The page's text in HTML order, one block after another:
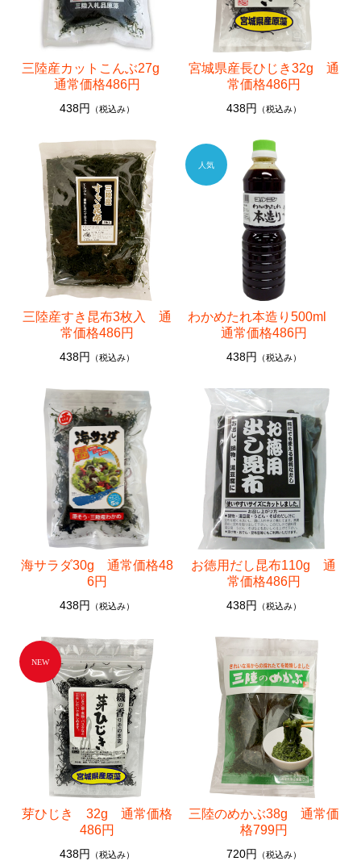
三陸産カットこんぶ27g
通常価格486円
438円 （税込み）
宮城県産長ひじき32g 通
常価格486円
438円 （税込み）
三陸産すき昆布3枚入 通
常価格486円
438円 （税込み）
わかめたれ本造り500ml
通常価格486円
438円 （税込み）
海サラダ30g 通常価格48
6円
438円 （税込み）
お徳用だし昆布110g 通
常価格486円
438円 （税込み）
芽ひじき 32g 通常価格
486円
438円 （税込み）
三陸のめかぶ38g 通常価
格799円
720円 （税込み）